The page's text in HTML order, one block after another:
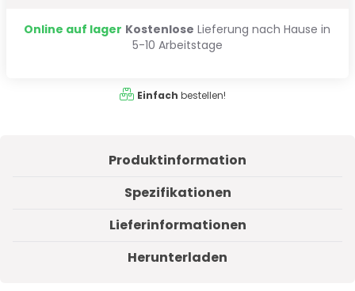
Online auf lager Kostenlose Lieferung nach Hause in
5-10 Arbeitstage
Einfach bestellen!
Produktinformation
Spezifikationen
Lieferinformationen
Herunterladen